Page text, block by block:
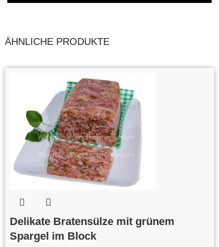
ÄHNLICHE PRODUKTE
Delikate Bratensülze mit grünem
Spargel im Block